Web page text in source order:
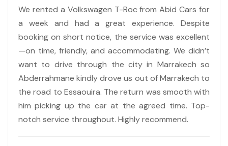
for
so
to
with
Très satisfait des services,
gentillesse, je recommande abid car
Jourdan
France
2024-12-08 19:11:35